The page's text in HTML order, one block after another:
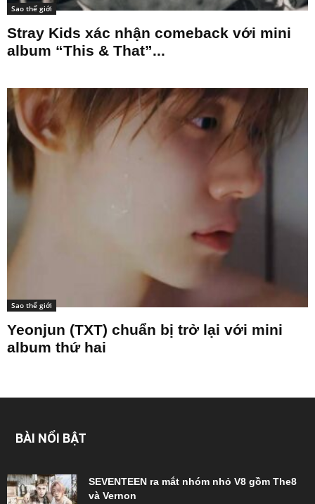
Sao thế giới
Stray Kids xác nhận comeback với mini
album “This & That”...
Sao thế giới
Yeonjun (TXT) chuẩn bị trở lại với mini
album thứ hai
BÀI NỔI BẬT
SEVENTEEN ra mắt nhóm nhỏ V8 gồm The8
và Vernon